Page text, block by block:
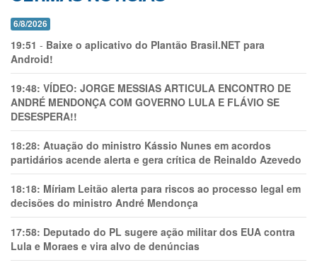
6/8/2026
19:51 - Baixe o aplicativo do Plantão Brasil.NET para
Android!
19:48: VÍDEO: JORGE MESSIAS ARTICULA ENCONTRO DE
ANDRÉ MENDONÇA COM GOVERNO LULA E FLÁVIO SE
DESESPERA!!
18:28: Atuação do ministro Kássio Nunes em acordos
partidários acende alerta e gera crítica de Reinaldo Azevedo
18:18: Míriam Leitão alerta para riscos ao processo legal em
decisões do ministro André Mendonça
17:58: Deputado do PL sugere ação militar dos EUA contra
Lula e Moraes e vira alvo de denúncias